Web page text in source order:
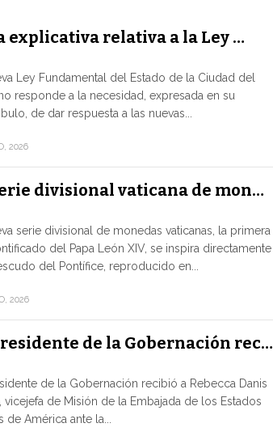
explicativa relativa a la Ley …
Ley Fundamental del Estado de la Ciudad del
responde a la necesidad, expresada en su
de dar respuesta a las nuevas...
2026
divisional vaticana de mon…
serie divisional de monedas vaticanas, la primera
del Papa León XIV, se inspira directamente
del Pontífice, reproducido en...
2026
de la Gobernación rec…
de la Gobernación recibió a Rebecca Danis
vicejefa de Misión de la Embajada de los Estados
de América ante la...